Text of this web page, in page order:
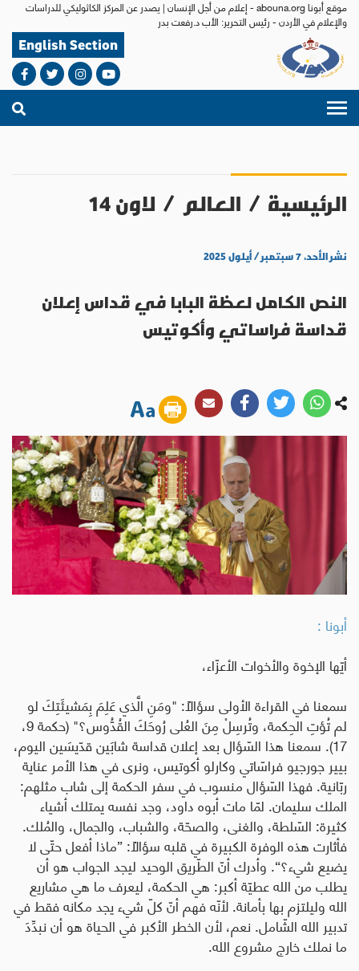
موقع أبونا abouna.org - إعلام من أجل الإنسان | يصدر عن المركز الكاثوليكي للدراسات
والإعلام في الأردن - رئيس التحرير: الأب د.رفعت بدر
English Section
الرئيسية / العالم / لاون 14
نشر الأحد، ٧ سبتمبر / أيلول ٢٠٢٥
النص الكامل لعظة البابا في قداس إعلان
قداسة فراساتي وأكوتيس
أبونا :
أيّها الإخوة والأخوات الأعزّاء،
سمعنا في القراءة الأولى سؤالًا: "ومَنِ الَّذي عَلِمَ بِمَشيئَتِكَ لو
لم تُؤتِ الحِكمة، وتُرسِلْ مِنَ العُلى رُوحَكَ القُدُّوس؟" (حكمة 9،
17). سمعنا هذا السّؤال بعد إعلان قداسة شابَين قدّيسَين اليوم،
بيير جورجيو فراسّاتي وكارلو أكوتيس، ونرى في هذا الأمر عناية
ربّانية. فهذا السّؤال منسوب في سفر الحكمة إلى شاب مثلهم:
الملك سليمان. لمّا مات أبوه داود، وجد نفسه يمتلك أشياء
كثيرة: السّلطة، والغنى، والصحّة، والشباب، والجمال، والمُلك.
فأثارت هذه الوفرة الكبيرة في قلبه سؤالًا:”ماذا أفعل حتّى لا
يضيع شيء؟“. وأدرك أنّ الطّريق الوحيد ليجد الجواب هو أن
يطلب من الله عطيّة أكبر: هي الحكمة، ليعرف ما هي مشاريع
الله وليلتزم بها بأمانة. لأنّه فهم أنّ كلّ شيء يجد مكانه فقط في
تدبير الله الشّامل. نعم، لأن الخطر الأكبر في الحياة هو أن نبدِّدَ
ما نملك خارج مشروع الله.